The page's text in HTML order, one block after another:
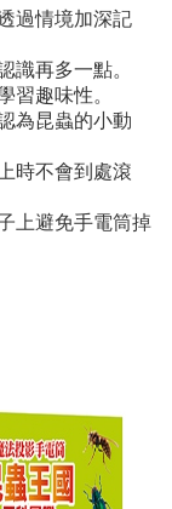
情境加深記
再多一點。
趣味性。
昆蟲的小動
不會到處滾
避免手電筒掉